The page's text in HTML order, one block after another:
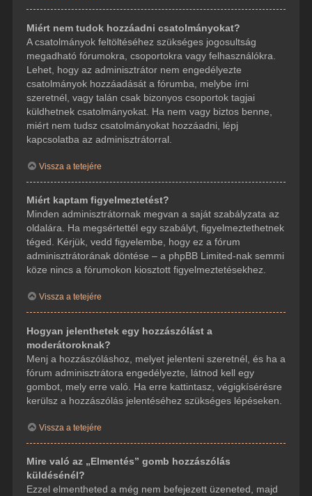
Miért nem tudok hozzáadni csatolmányokat?
A csatolmányok feltöltéséhez szükséges jogosultság
megadható fórumokra, csoportokra vagy felhasználókra.
Lehet, hogy az adminisztrátor nem engedélyezte
csatolmányok hozzáadását a fórumba, melybe írni
szeretnél, vagy talán csak bizonyos csoportok tagjai
küldhetnek csatolmányokat. Ha nem vagy biztos benne,
miért nem tudsz csatolmányokat hozzáadni, lépj
kapcsolatba az adminisztrátorral.
Vissza a tetejére
Miért kaptam figyelmeztetést?
Minden adminisztrátornak megvan a saját szabályzata az
oldalára. Ha megsértettél egy szabályt, figyelmeztethetnek
téged. Kérjük, vedd figyelembe, hogy ez a fórum
adminisztrátorának döntése – a phpBB Limited-nak semmi
köze nincs a fórumokon kiosztott figyelmeztetésekhez.
Vissza a tetejére
Hogyan jelenthetek egy hozzászólást a
moderátoroknak?
Menj a hozzászóláshoz, melyet jelenteni szeretnél, és ha a
fórum adminisztrátora engedélyezte, látnod kell egy
gombot, mely erre való. Ha erre kattintasz, végigkísérésre
kerülsz a hozzászólás jelentéséhez szükséges lépéseken.
Vissza a tetejére
Mire való az „Elmentés” gomb hozzászólás
küldésénél?
Ezzel elmentheted a még nem befejezett üzeneted, majd